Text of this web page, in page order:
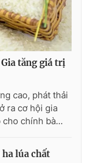
tăng giá trị
cao, phát thải
ra cơ hội gia
chính bà...
ha lúa chất